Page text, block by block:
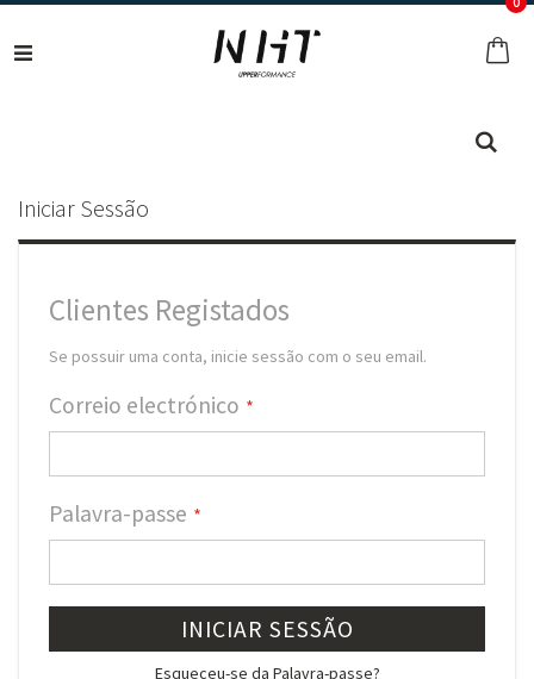
o
Iniciar Sessão
Clientes Registados
Se possuir uma conta, inicie sessão com o seu email.
Correio electrónico
Palavra-passe
INICIAR SESSÃO
Esqueceu-se da Palavra-passe?